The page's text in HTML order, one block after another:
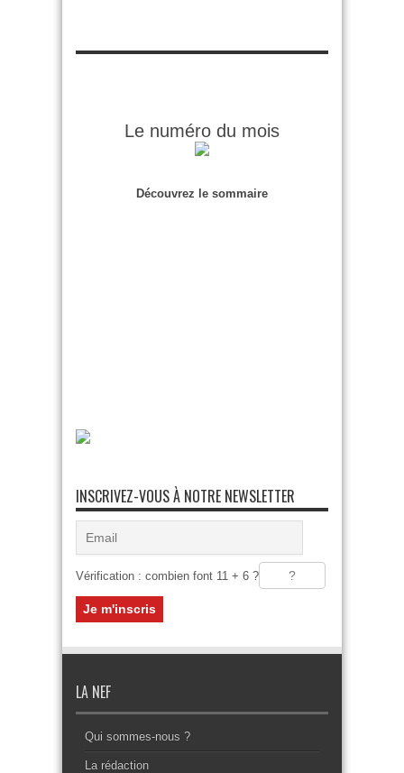
Le numéro du mois
Découvrez le sommaire
INSCRIVEZ-VOUS À NOTRE NEWSLETTER
Vérification : combien font 11 + 6 ?
LA NEF
Qui sommes-nous ?
La rédaction